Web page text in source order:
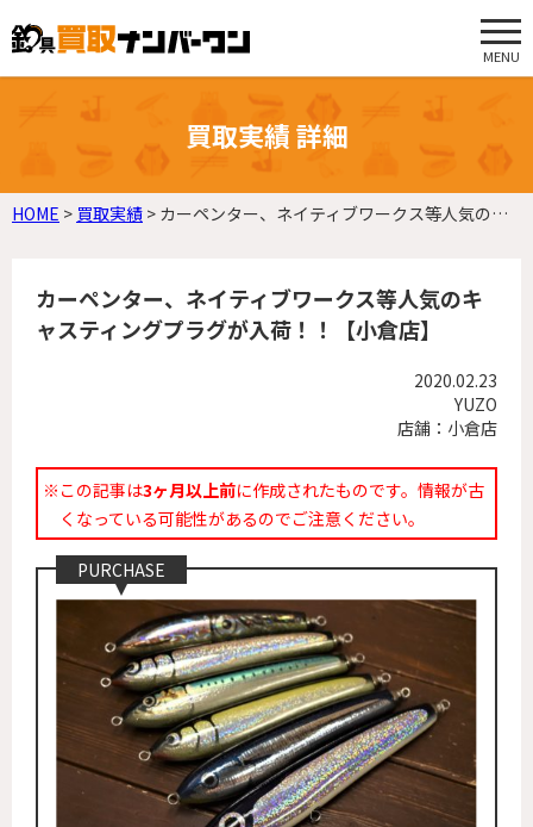
MENU
買取実績 詳細
HOME > 買取実績 > カーペンター、ネイティブワークス等人気のキャスティングプラグが入荷！！【小倉店】
カーペンター、ネイティブワークス等人気のキ
ャスティングプラグが入荷！！【小倉店】
2020.02.23
YUZO
店舗：小倉店
※この記事は3ヶ月以上前に作成されたものです。情報が古
くなっている可能性があるのでご注意ください。
PURCHASE